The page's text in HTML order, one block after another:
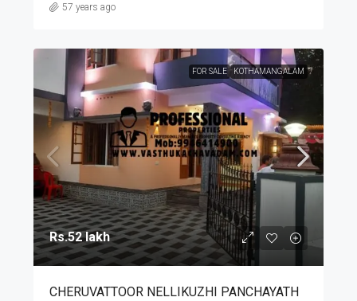
57 years ago
FOR SALE KOTHAMANGALAM
Rs.52 lakh
CHERUVATTOOR NELLIKUZHI PANCHAYATH